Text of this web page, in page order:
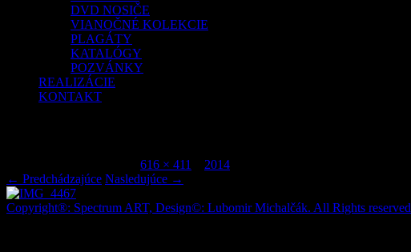
DVD NOSIČE
VIANOČNÉ KOLEKCIE
PLAGÁTY
KATALÓGY
POZVÁNKY
REALIZÁCIE
KONTAKT
616 × 411 2014
← Predchádzajúce Nasledujúce →
Copyright®: Spectrum ART, Design©: Lubomir Michalčák. All Rights reserved